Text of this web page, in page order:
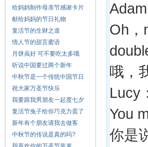
给妈妈制作母亲节感谢卡片
献给妈妈的节日礼物
复活节的生财之道
情人节的甜言蜜语
月饼虽好 可不要吃太多哦
听说中国要过两个新年
中秋节是一个传统中国节日
祝大家万圣节快乐
我要跟我男朋友一起度七夕
复活节兔子给你巧克力蛋了
新年有个朋友请我去做客
中秋节的传说是真的吗?
Adam
Oh，
哦，
Lucy：
You
你是